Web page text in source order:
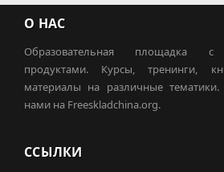
О НАС
Образовательная площадка с
продуктами. Курсы, тренинги,
материалы на различные тематики.
нами на Freeskladchina.org.
ССЫЛКИ